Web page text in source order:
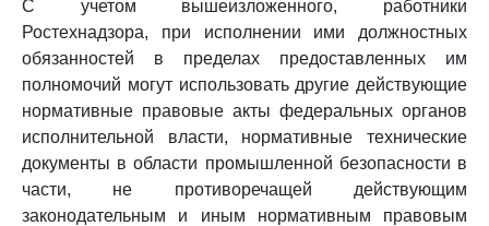
С учетом вышеизложенного, работники
Ростехнадзора, при исполнении ими должностных
обязанностей в пределах предоставленных им
полномочий могут использовать другие действующие
нормативные правовые акты федеральных органов
исполнительной власти, нормативные технические
документы в области промышленной безопасности в
части, не противоречащей действующим
законодательным и иным нормативным правовым